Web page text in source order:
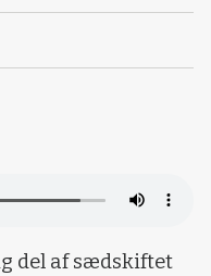
del af sædskiftet